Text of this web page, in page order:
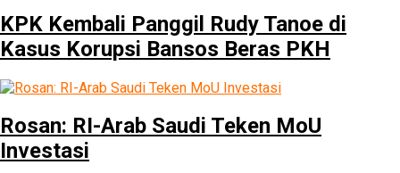
KPK Kembali Panggil Rudy Tanoe di
Kasus Korupsi Bansos Beras PKH
Rosan: RI-Arab Saudi Teken MoU
Investasi